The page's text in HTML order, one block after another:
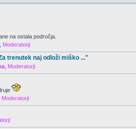
na ostala področja.
Moderatorji
trenutek naj odloži miško ..."
Moderatorji
Moderatorji